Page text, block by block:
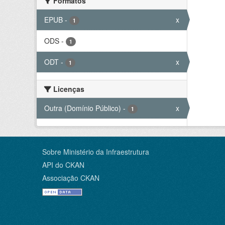
EPUB - 1 x
ODS - 1
ODT - 1 x
Licenças
Outra (Domínio Público) - 1 x
Sobre Ministério da Infraestrutura
API do CKAN
Associação CKAN